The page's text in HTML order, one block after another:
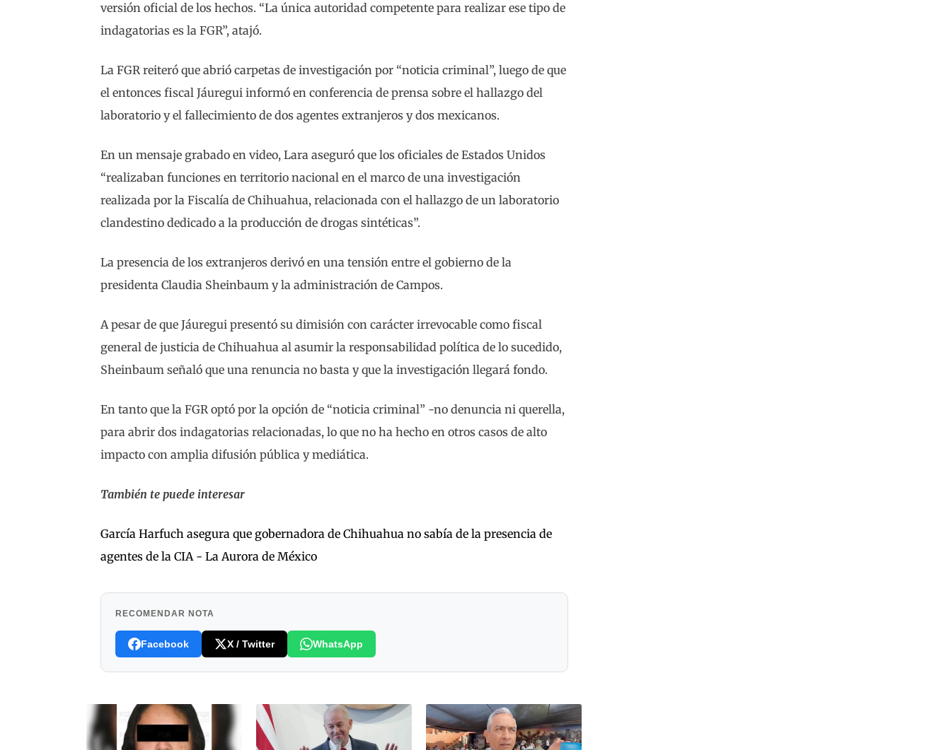
versión oficial de los hechos. “La única autoridad competente para realizar ese tipo de
indagatorias es la FGR”, atajó.
La FGR reiteró que abrió carpetas de investigación por “noticia criminal”, luego de que
el entonces fiscal Jáuregui informó en conferencia de prensa sobre el hallazgo del
laboratorio y el fallecimiento de dos agentes extranjeros y dos mexicanos.
En un mensaje grabado en video, Lara aseguró que los oficiales de Estados Unidos
“realizaban funciones en territorio nacional en el marco de una investigación
realizada por la Fiscalía de Chihuahua, relacionada con el hallazgo de un laboratorio
clandestino dedicado a la producción de drogas sintéticas”.
La presencia de los extranjeros derivó en una tensión entre el gobierno de la
presidenta Claudia Sheinbaum y la administración de Campos.
A pesar de que Jáuregui presentó su dimisión con carácter irrevocable como fiscal
general de justicia de Chihuahua al asumir la responsabilidad política de lo sucedido,
Sheinbaum señaló que una renuncia no basta y que la investigación llegará fondo.
En tanto que la FGR optó por la opción de “noticia criminal” -no denuncia ni querella,
para abrir dos indagatorias relacionadas, lo que no ha hecho en otros casos de alto
impacto con amplia difusión pública y mediática.
También te puede interesar
García Harfuch asegura que gobernadora de Chihuahua no sabía de la presencia de
agentes de la CIA - La Aurora de México
RECOMENDAR NOTA
Facebook X / Twitter WhatsApp